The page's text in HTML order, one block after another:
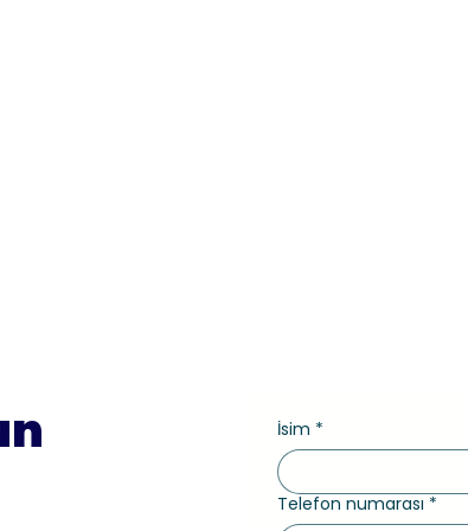
İsim *
Telefon numarası *